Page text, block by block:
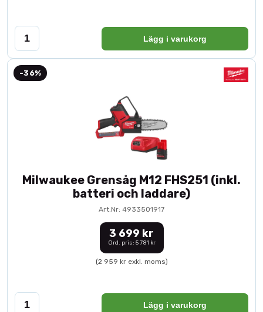
Lägg i varukorg
-36%
Milwaukee Grensåg M12 FHS251 (inkl.
batteri och laddare)
Art.Nr: 4933501917
3 699 kr
Ord. pris: 5 781 kr
(2 959 kr exkl. moms)
Lägg i varukorg